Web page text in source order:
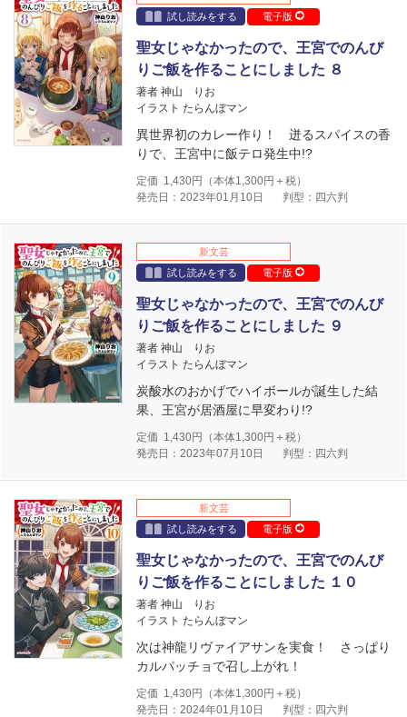
試し読みをする
電子版
聖女じゃなかったので、王宮でのんび
りご飯を作ることにしました ８
著者 神山 りお
イラスト たらんぼマン
異世界初のカレー作り！ 迸るスパイスの香
りで、王宮中に飯テロ発生中!?
定価 1,430円（本体1,300円＋税）
発売日：2023年01月10日
判型：四六判
新文芸
試し読みをする
電子版
聖女じゃなかったので、王宮でのんび
りご飯を作ることにしました ９
著者 神山 りお
イラスト たらんぼマン
炭酸水のおかげでハイボールが誕生した結
果、王宮が居酒屋に早変わり!?
定価 1,430円（本体1,300円＋税）
発売日：2023年07月10日
判型：四六判
新文芸
試し読みをする
電子版
聖女じゃなかったので、王宮でのんび
りご飯を作ることにしました １０
著者 神山 りお
イラスト たらんぼマン
次は神龍リヴァイアサンを実食！ さっぱり
カルパッチョで召し上がれ！
定価 1,430円（本体1,300円＋税）
発売日：2024年01月10日
判型：四六判